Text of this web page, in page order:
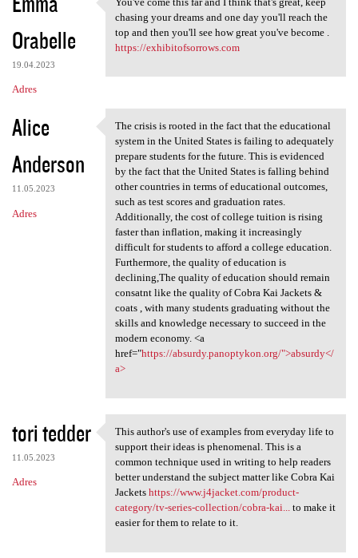
Orabelle
19.04.2023
Adres
You've come this far and I
chasing your dreams and one day you'll reach the
top and then you'll see how great you've become .
https://exhibitofsorrows.com
Alice
Anderson
11.05.2023
Adres
The crisis is rooted in the
The crisis is rooted in the fact that the educational
system in the United States is failing to adequately
prepare students for the future. This is evidenced
by the fact that the United States is falling behind
other countries in terms of educational outcomes,
such as test scores and graduation rates.
Additionally, the cost of college tuition is rising
faster than inflation, making it increasingly
difficult for students to afford a college education.
Furthermore, the quality of education is
declining,The quality of education should remain
consatnt like the quality of Cobra Kai Jackets &
coats , with many students graduating without the
skills and knowledge necessary to succeed in the
modern economy. <a
href="https://absurdy.panoptykon.org/">absurdy</
a>
tori tedder
11.05.2023
Adres
This author's use of
This author's use of examples from everyday life to
support their ideas is phenomenal. This is a
common technique used in writing to help readers
better understand the subject matter like Cobra Kai
Jackets https://www.j4jacket.com/product-
category/tv-series-collection/cobra-kai...
to make it
easier for them to relate to it.